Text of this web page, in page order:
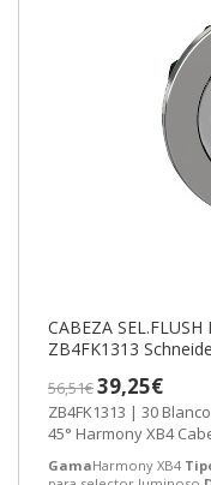
CABEZA
ZB4FK1313
56,51€39,25€
ZB4FK1313 | 30
45° Harmony XB4
GamaHarmony XB4